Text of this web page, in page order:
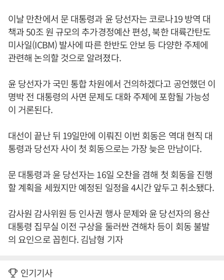
이날 만찬에서 문 대통령과 윤 당선자는 코로나19 방역 대
책과 50조 원 규모의 추가경정예산 편성, 북한 대륙간탄도
미사일(ICBM) 발사에 따른 한반도 안보 등 다양한 주제에
관련해 논의할 것으로 알려졌다.
윤 당선자가 국민 통합 차원에서 건의하겠다고 공언했던 이
명박 전 대통령의 사면 문제도 대화 주제에 포함될 가능성
이 거론된다.
대선이 끝난 뒤 19일만에 이뤄진 이번 회동은 역대 현직 대
통령과 당선자 사이 첫 회동으로는 가장 늦은 만남이다.
문 대통령과 윤 당선자는 16일 오찬을 겸해 첫 회동을 진행
할 계획을 세웠지만 예정된 일정을 4시간 앞두고 취소됐다.
감사원 감사위원 등 인사권 행사 문제와 윤 당선자의 용산
대통령 집무실 이전 구상을 둘러싼 견해차 등이 회동 불발
의 요인으로 꼽힌다. 김남형 기자
인기기사